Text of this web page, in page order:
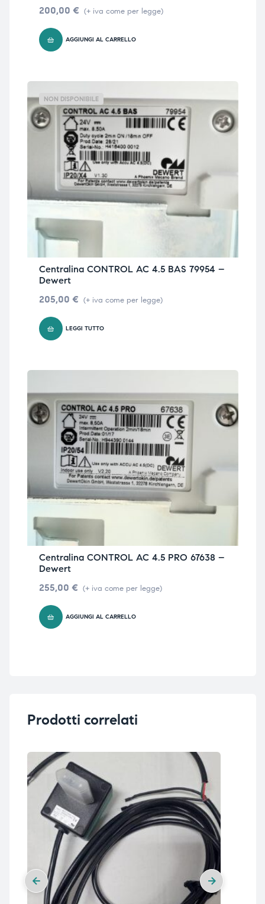
200,00 € (+ iva come per legge)
AGGIUNGI AL CARRELLO
NON DISPONIBILE
Centralina CONTROL AC 4.5 BAS 79954 –
Dewert
205,00 € (+ iva come per legge)
LEGGI TUTTO
Centralina CONTROL AC 4.5 PRO 67638 –
Dewert
255,00 € (+ iva come per legge)
AGGIUNGI AL CARRELLO
Prodotti correlati